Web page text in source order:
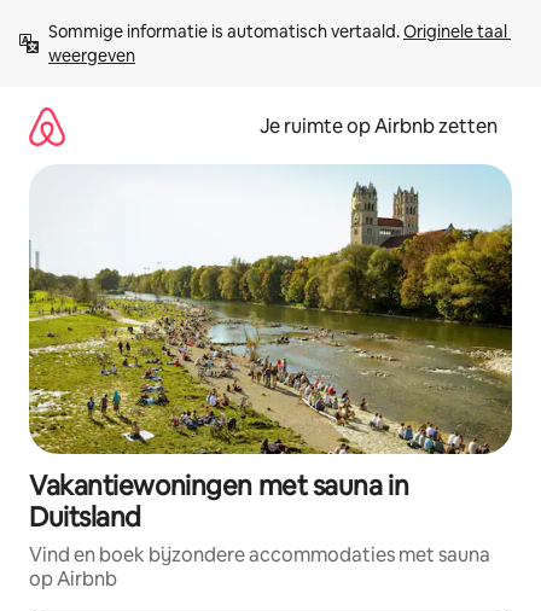
direct
naar
Sommige informatie is automatisch vertaald. Originele taal
weergeven
Je ruimte op Airbnb zetten
Vakantiewoningen met sauna in
Duitsland
Vind en boek bijzondere accommodaties met sauna
op Airbnb